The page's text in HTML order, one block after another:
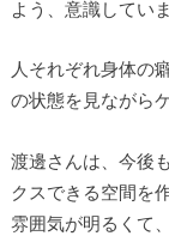
よう、意識してい
人それぞれ身体の
の状態を見ながら
渡邊さんは、今後
クスできる空間を
雰囲気が明るくて